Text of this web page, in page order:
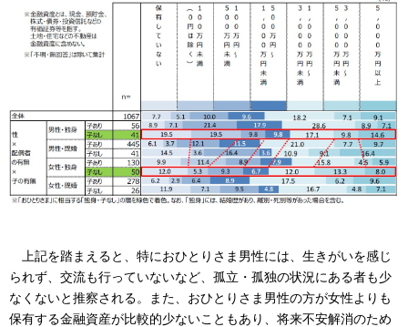
上記を踏まえると、特におひとりさま男性には、生きがいを感じ
られず、交流も行っていないなど、孤立・孤独の状況にある者も少
なくないと推察される。また、おひとりさま男性の方が女性よりも
保有する金融資産が比較的少ないこともあり、将来不安解消のため